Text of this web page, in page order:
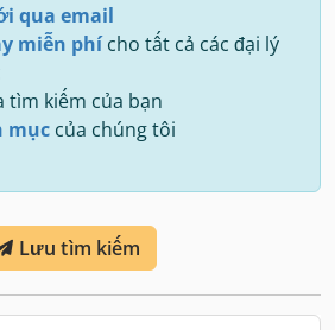
qua email
miễn phícho tất cả các đại lý
tìm kiếm của bạn
mục của chúng tôi
Lưu tìm kiếm